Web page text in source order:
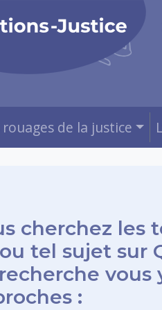
rouages de la justice
cherchez les
tel sujet sur
vous
: